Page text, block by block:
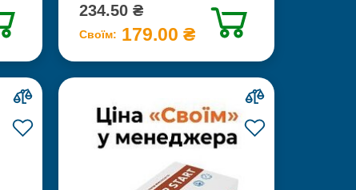
234.50 ₴
Своїм: 179.00 ₴